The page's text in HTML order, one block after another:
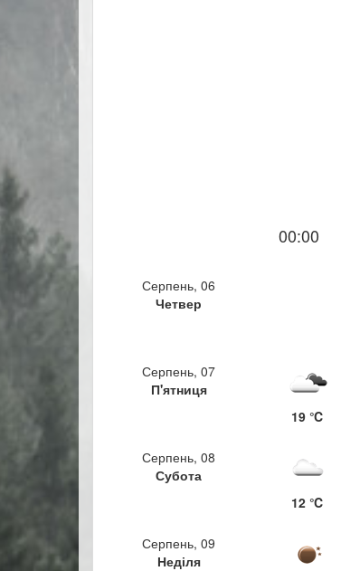
00:00
Серпень, 06
Четвер
Серпень, 07
П'ятниця
19 ℃
Серпень, 08
Субота
12 ℃
Серпень, 09
Неділя